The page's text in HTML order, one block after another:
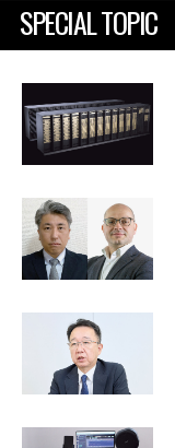
SPECIAL TOPIC